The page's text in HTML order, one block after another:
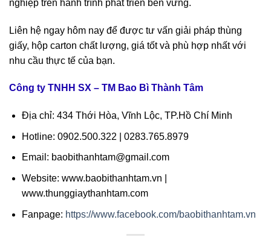
nghiệp trên hành trình phát triển bền vững.
Liên hệ ngay hôm nay để được tư vấn giải pháp thùng
giấy, hộp carton chất lượng, giá tốt và phù hợp nhất với
nhu cầu thực tế của bạn.
Công ty TNHH SX – TM Bao Bì Thành Tâm
Địa chỉ: 434 Thới Hòa, Vĩnh Lộc, TP.Hồ Chí Minh
Hotline: 0902.500.322 | 0283.765.8979
Email: baobithanhtam@gmail.com
Website: www.baobithanhtam.vn |
www.thunggiaythanhtam.com
Fanpage: https://www.facebook.com/baobithanhtam.vn